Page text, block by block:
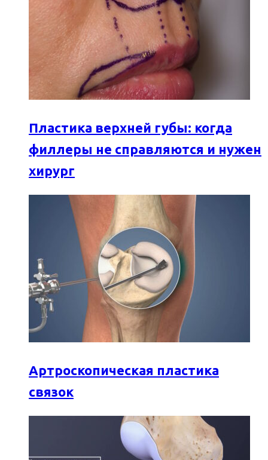
Пластика верхней губы: когда
филлеры не справляются и нужен
хирург
Артроскопическая пластика
связок